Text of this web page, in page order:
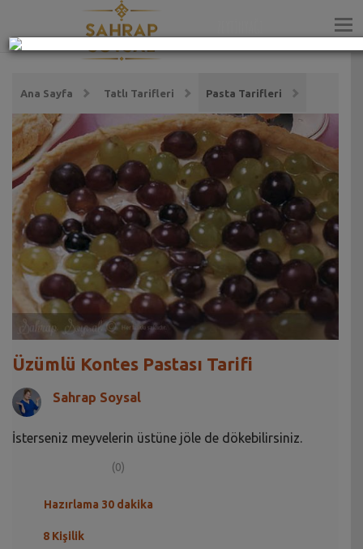
Ana Sayfa Tatlı Tarifleri Pasta Tarifleri
Üzümlü Kontes Pastası Tarifi
Sahrap Soysal
İsterseniz meyvelerin üstüne jöle de dökebilirsiniz.
(0)
Hazırlama 30 dakika
8 Kişilik